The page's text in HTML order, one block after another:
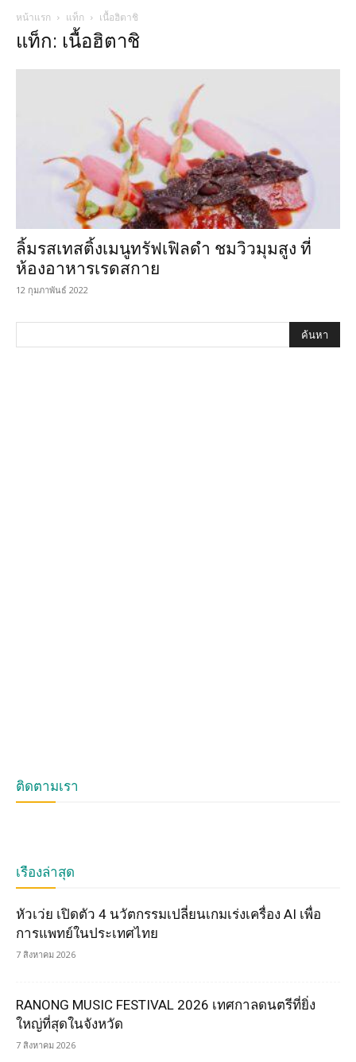
หน้าแรก แท็ก เนื้อฮิตาชิ
แท็ก: เนื้อฮิตาชิ
ลิ้มรสเทสติ้งเมนูทรัฟเฟิลดำ ชมวิวมุมสูง ที่
ห้องอาหารเรดสกาย
12 กุมภาพันธ์ 2022
ติดตามเรา
เรื่องล่าสุด
หัวเว่ย เปิดตัว 4 นวัตกรรมเปลี่ยนเกมเร่งเครื่อง AI เพื่อ
การแพทย์ในประเทศไทย
7 สิงหาคม 2026
RANONG MUSIC FESTIVAL 2026 เทศกาลดนตรีที่ยิ่ง
ใหญ่ที่สุดในจังหวัด
7 สิงหาคม 2026